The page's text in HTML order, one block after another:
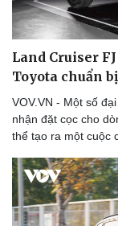
Land Cruiser
Toyota chuẩn
VOV.VN - Một số
nhận đặt cọc cho
thể tạo ra một cuộc